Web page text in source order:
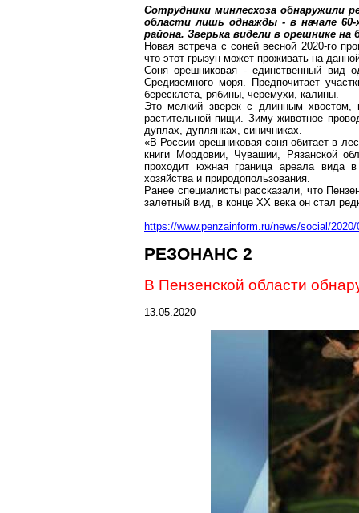
Сотрудникиминлесхоза обнаружили
области лишь однажды - в начале
района. Зверька видели в орешнике на
Новая встреча с соней весной 2020-го
что этот грызун может проживать на
Соня орешниковая - единственный вид
Средиземного моря. Предпочитает
бересклета, рябины, черемухи, калины.
Это мелкий зверек с длинным хвостом,
растительной пищи. Зиму животное
дуплах, дуплянках, синичниках.
«В России орешниковая соня обитает в
книги Мордовии, Чувашии, Рязанской
проходит южная граница ареала вида
хозяйства и природопользования.
Ранее специалисты рассказали, что
залетный вид, в конце ХХ века он стал
https://www.penzainform.ru/news/social/
РЕЗОНАНС 2
В Пензенской области
13.05.2020